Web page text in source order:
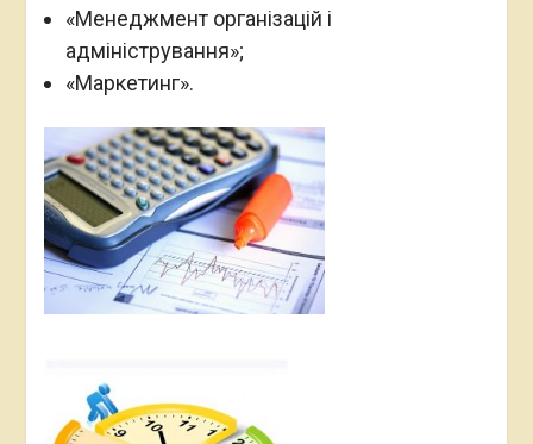
«Менеджмент організацій і
адміністрування»;
«Маркетинг».